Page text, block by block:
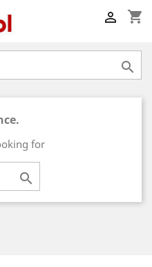
shopping_cart


for
